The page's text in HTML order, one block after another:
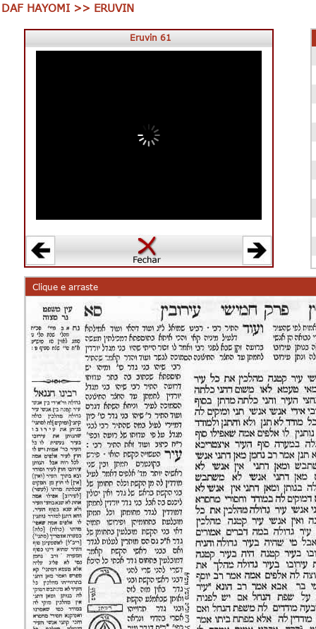
DAF HAYOMI >> ERUVIN
Eruvin 61
Clique e arraste